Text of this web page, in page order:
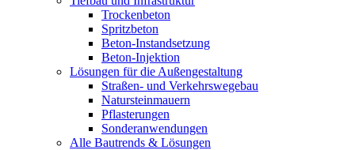
Trockenbeton
Spritzbeton
Beton-Instandsetzung
Beton-Injektion
Lösungen für die Außengestaltung
Straßen- und Verkehrswegebau
Natursteinmauern
Pflasterungen
Sonderanwendungen
Alle Bautrends & Lösungen